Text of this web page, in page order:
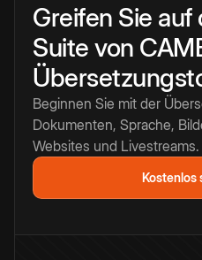
Greifen Sie
Suite von
Beginnen Sie mit der
Dokumenten, Sprache,
Websites und Livestreams.